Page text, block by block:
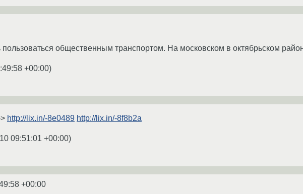
пользоваться общественным транспортом. На московском в октябрьском
+00:00)
http://lix.in/-8e0489 http://lix.in/-8f8b2a
09:51:01 +00:00)
+00:00